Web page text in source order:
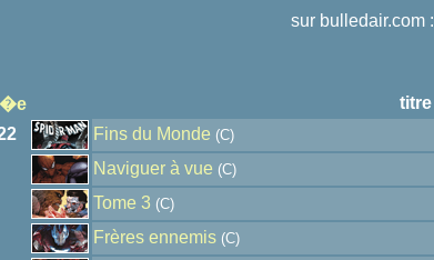
sur bulledair.com :
titre
Fins du Monde (C)
Naviguer à vue (C)
Tome 3 (C)
Frères ennemis (C)